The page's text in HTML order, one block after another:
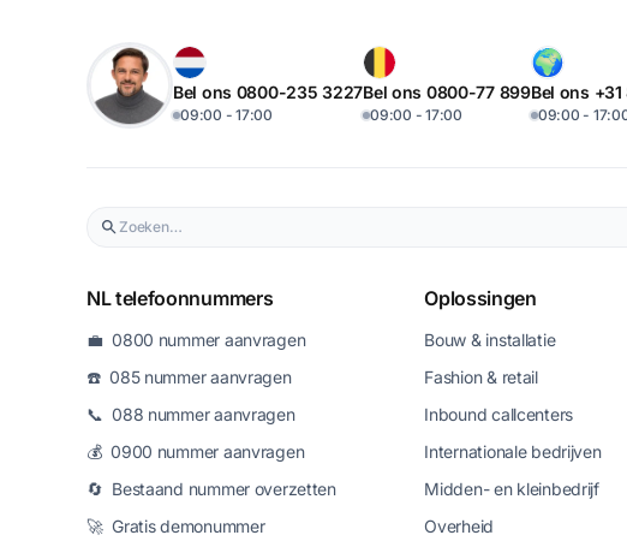
Bel ons 0800-235 3227
09:00 - 17:00
Bel ons 0800-77 899
09:00 - 17:00
Bel ons
09:00 -
NL telefoonnummers
💼 0800 nummer aanvragen
☎️ 085 nummer aanvragen
📞 088 nummer aanvragen
💰 0900 nummer aanvragen
🔄 Bestaand nummer overzetten
🚀 Gratis demonummer
Oplossingen
Bouw & installatie
Fashion & retail
Inbound callcenters
Internationale bedrijven
Midden- en kleinbedrijf
Overheid